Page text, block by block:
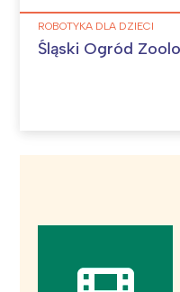
ROBOTYKA DLA DZIECI
Śląski Ogród